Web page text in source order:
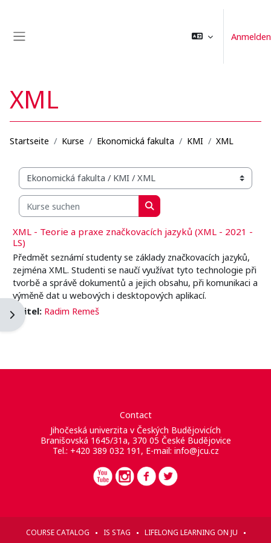
Anmelden
Blockleiste öffnen
XML
Startseite Kurse Ekonomická fakulta KMI XML
Kursbereiche
Kurse suchen
Kurse suchen
XML - Teorie a praxe značkovacích jazyků (XML - 2021 -
LS)
Předmět seznámí studenty se základy značkovacích jazyků,
zejména XML. Studenti se naučí využívat tyto technologie při
tvorbě a správě dokumentů a jejich obsahu, při komunikaci a
výměně dat u webových i desktopových aplikací.
Učitel: Radim Remeš
Contact
Jihočeská univerzita v Českých Budějovicích
Branišovská 1645/31a, 370 05 České Budějovice
Tel.: +420 389 032 191, E-mail: info@jcu.cz
COURSE CATALOG IS STAG LIFELONG LEARNING ON JU